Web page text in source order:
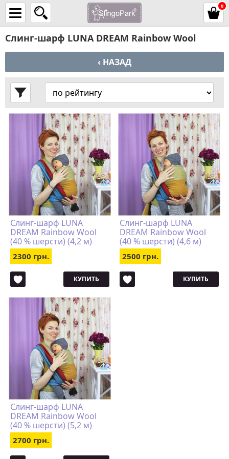
0
Слинг-шарф LUNA DREAM Rainbow Wool
‹ НАЗАД
Слинг-шарф LUNA
DREAM Rainbow Wool
(40 % шерсти) (4,2 м)
2300 грн.
КУПИТЬ
Слинг-шарф LUNA
DREAM Rainbow Wool
(40 % шерсти) (4,6 м)
2500 грн.
КУПИТЬ
Слинг-шарф LUNA
DREAM Rainbow Wool
(40 % шерсти) (5,2 м)
2700 грн.